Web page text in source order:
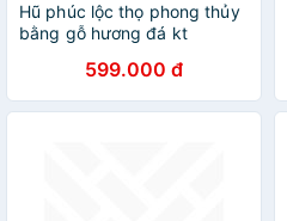
Hũ phúc lộc thọ phong thủy
bằng gỗ hương đá kt
599.000 đ